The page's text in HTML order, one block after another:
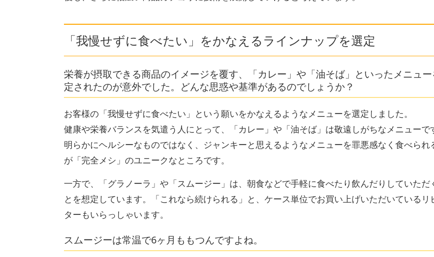
「我慢せずに食べたい」をかなえるラインナップを選定
栄養が摂取できる商品のイメージを覆す、「カレー」や「油そば」といったメニュー
定されたのが意外でした。どんな思惑や基準があるのでしょうか？
お客様の「我慢せずに食べたい」という願いをかなえるようなメニューを選定しました。
健康や栄養バランスを気遣う人にとって、「カレー」や「油そば」は敬遠しがちなメニューで
明らかにヘルシーなものではなく、ジャンキーと思えるようなメニューを罪悪感なく食べられ
が「完全メシ」のユニークなところです。
一方で、「グラノーラ」や「スムージー」は、朝食などで手軽に食べたり飲んだりしていただ
とを想定しています。「これなら続けられる」と、ケース単位でお買い上げいただいているリ
ターもいらっしゃいます。
スムージーは常温で6ヶ月ももつんですよね。